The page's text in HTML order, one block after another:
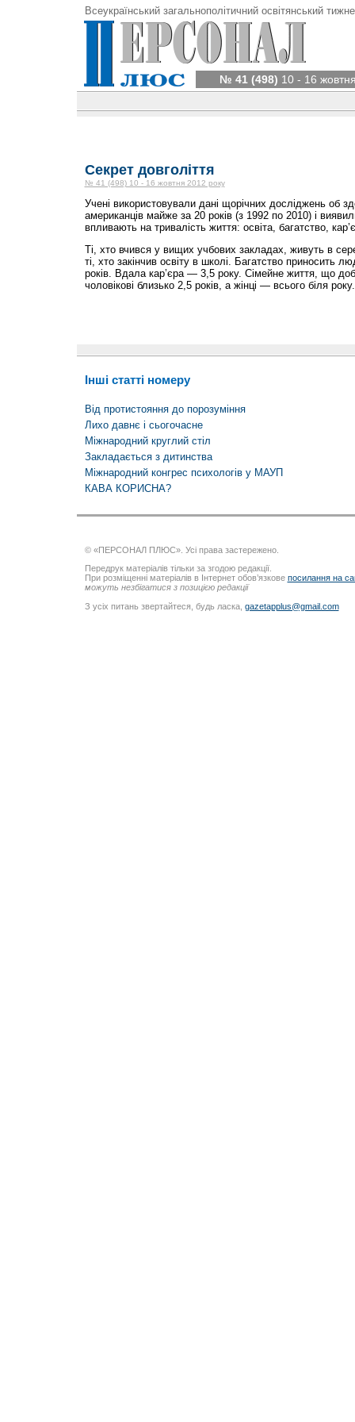
Всеукраїнський загальнополітичний освітянський
№ 41 (498) 10 - 16
Секрет довголіття
№ 41 (498) 10 - 16 жовтня 2012 року
Учені використовували дані щорічних досліджень об
американців майже за 20 років (з 1992 по 2010) і
впливають на тривалість життя: освіта, багатство,
Ті, хто вчився у вищих учбових закладах, живуть в
ті, хто закінчив освіту в школі. Багатство приносить
років. Вдала кар’єра — 3,5 року. Сімейне життя, що
чоловікові близько 2,5 років, а жінці — всього біля року.
Інші статті номеру
Від протистояння до порозуміння
Лихо давнє і сьогочасне
Міжнародний круглий стіл
Закладається з дитинства
Міжнародний конгрес психологів у МАУП
КАВА КОРИСНА?
© «ПЕРСОНАЛ ПЛЮС». Усі права застережено.
Передрук матеріалів тільки за згодою редакції.
При розміщенні матеріалів в Інтернет обов’язкове посилання на
можуть незбігатися з позицією редакції
З усіх питань звертайтеся, будь ласка, gazetapplus@gmail.com